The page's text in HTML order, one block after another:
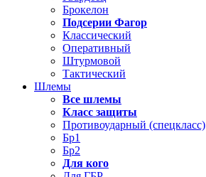
Брокелон
Подсерии Фагор
Классический
Оперативный
Штурмовой
Тактический
Шлемы
Все шлемы
Класс защиты
Противоударный (спецкласс)
Бр1
Бр2
Для кого